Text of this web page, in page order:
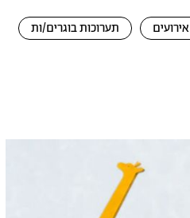
אירועים תערוכות בוגרים/ות